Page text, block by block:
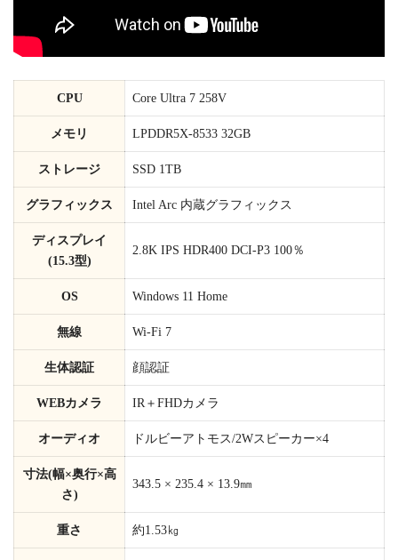
CPU Core Ultra 7 258V
メモリ LPDDR5X-8533 32GB
ストレージ SSD 1TB
グラフィックス Intel Arc 内蔵グラフィックス
ディスプレイ
(15.3型)
2.8K IPS HDR400 DCI-P3 100％
OS Windows 11 Home
無線 Wi-Fi 7
生体認証 顔認証
WEBカメラ IR＋FHDカメラ
オーディオ ドルビーアトモス/2Wスピーカー×4
寸法(幅×奥行×高
さ)
343.5 × 235.4 × 13.9㎜
重さ 約1.53㎏